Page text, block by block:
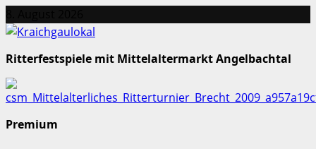
Inhalt
Ritterfestspiele mit Mittelaltermarkt Angelbachtal
Premium